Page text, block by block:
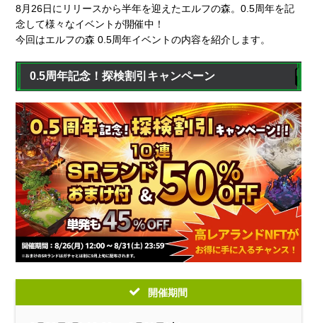
8月26日にリリースから半年を迎えたエルフの森。0.5周年を記
念して様々なイベントが開催中！
今回はエルフの森 0.5周年イベントの内容を紹介します。
0.5周年記念！探検割引キャンペーン
開催期間